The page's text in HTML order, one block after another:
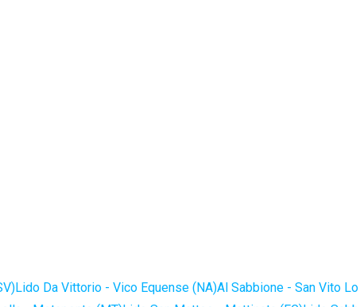
Lido Da Vittorio - Vico Equense (NA)Al Sabbione - San Vito